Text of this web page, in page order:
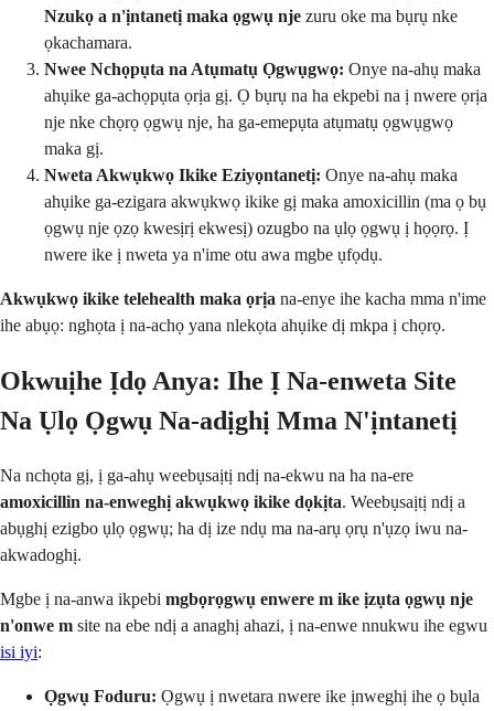
Nzukọ a n'ịntanetị maka ọgwụ nje zuru oke ma bụrụ nke
ọkachamara.
Nwee Nchọpụta na Atụmatụ Ọgwụgwọ: Onye na-ahụ maka
ahụike ga-achọpụta ọrịa gị. Ọ bụrụ na ha ekpebi na ị nwere ọrịa
nje nke chọrọ ọgwụ nje, ha ga-emepụta atụmatụ ọgwụgwọ
maka gị.
Nweta Akwụkwọ Ikike Eziyọntanetị: Onye na-ahụ maka
ahụike ga-ezigara akwụkwọ ikike gị maka amoxicillin (ma ọ bụ
ọgwụ nje ọzọ kwesịrị ekwesị) ozugbo na ụlọ ọgwụ ị họọrọ. Ị
nwere ike ị nweta ya n'ime otu awa mgbe ụfọdụ.
Akwụkwọ ikike telehealth maka ọrịa na-enye ihe kacha mma n'ime
ihe abụọ: nghọta ị na-achọ yana nlekọta ahụike dị mkpa ị chọrọ.
Okwuịhe Ịdọ Anya: Ihe Ị Na-enweta Site
Na Ụlọ Ọgwụ Na-adịghị Mma N'ịntanetị
Na nchọta gị, ị ga-ahụ weebụsaịtị ndị na-ekwu na ha na-ere
amoxicillin na-enweghị akwụkwọ ikike dọkịta. Weebụsaịtị ndị a
abụghị ezigbo ụlọ ọgwụ; ha dị ize ndụ ma na-arụ ọrụ n'ụzọ iwu na-
akwadoghị.
Mgbe ị na-anwa ikpebi mgbọrọgwụ enwere m ike ịzụta ọgwụ nje
n'onwe m site na ebe ndị a anaghị ahazi, ị na-enwe nnukwu ihe egwu
isi iyi:
Ọgwụ Foduru: Ọgwụ ị nwetara nwere ike ịnweghị ihe ọ bụla